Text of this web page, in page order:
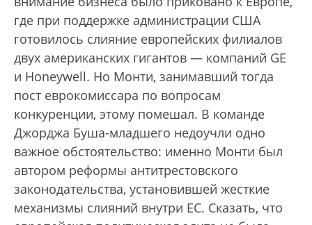
где при поддержке администрации США
готовилось слияние европейских филиалов
двух американских гигантов — компаний GE
и Honeywell. Но Монти, занимавший тогда
пост еврокомиссара по вопросам
конкуренции, этому помешал. В команде
Джорджа Буша-младшего недоучли одно
важное обстоятельство: именно Монти был
автором реформы антитрестовского
законодательства, установившей жесткие
механизмы слияний внутри ЕС. Сказать, что